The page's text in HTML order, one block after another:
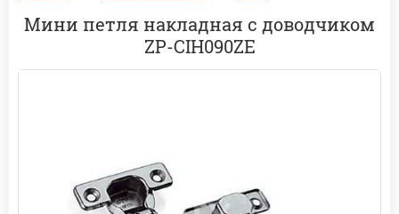
Мини петля накладная с доводчиком
ZP-CIH090ZE